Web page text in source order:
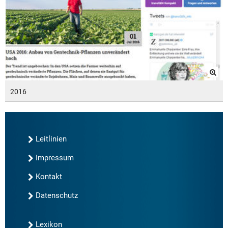
2016
Leitlinien
Impressum
Kontakt
Datenschutz
Lexikon